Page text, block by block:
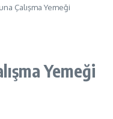
Çalışma Yemeği
Yemeği